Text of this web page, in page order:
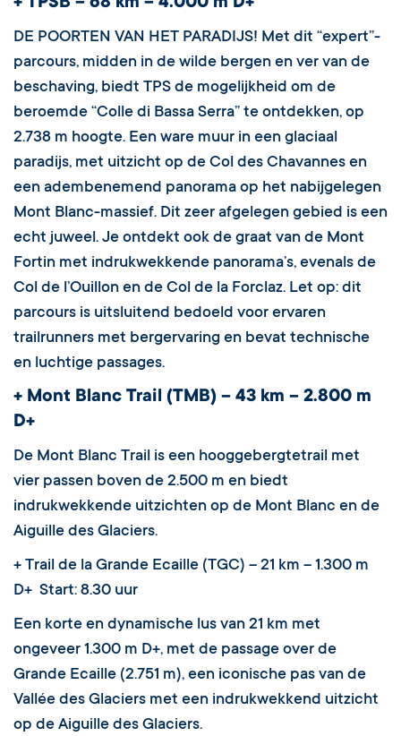
DE POORTEN VAN HET PARADIJS! Met dit “expert”-
parcours, midden in de wilde bergen en ver van de
beschaving, biedt TPS de mogelijkheid om de
beroemde “Colle di Bassa Serra” te ontdekken, op
2.738 m hoogte. Een ware muur in een glaciaal
paradijs, met uitzicht op de Col des Chavannes en
een adembenemend panorama op het nabijgelegen
Mont Blanc-massief. Dit zeer afgelegen gebied is een
echt juweel. Je ontdekt ook de graat van de Mont
Fortin met indrukwekkende panorama’s, evenals de
Col de l’Ouillon en de Col de la Forclaz. Let op: dit
parcours is uitsluitend bedoeld voor ervaren
trailrunners met bergervaring en bevat technische
en luchtige passages.
+ Mont Blanc Trail (TMB) – 43 km – 2.800 m
D+
De Mont Blanc Trail is een hooggebergtetrail met
vier passen boven de 2.500 m en biedt
indrukwekkende uitzichten op de Mont Blanc en de
Aiguille des Glaciers.
+ Trail de la Grande Ecaille (TGC) – 21 km – 1.300 m
D+ Start: 8.30 uur
Een korte en dynamische lus van 21 km met
ongeveer 1.300 m D+, met de passage over de
Grande Ecaille (2.751 m), een iconische pas van de
Vallée des Glaciers met een indrukwekkend uitzicht
op de Aiguille des Glaciers.